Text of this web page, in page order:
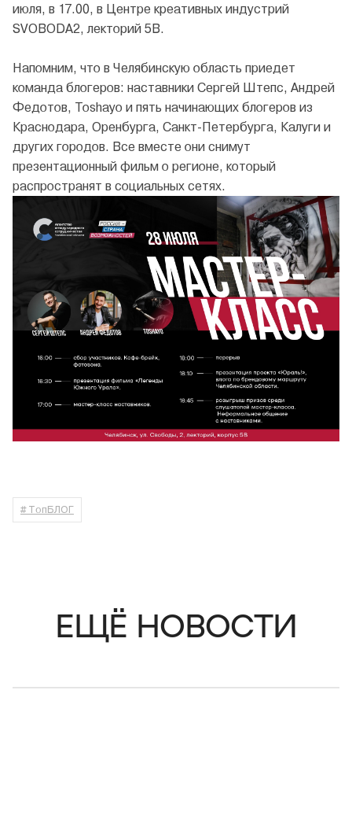
июля, в 17.00, в Центре креативных индустрий
SVOBODA2, лекторий 5В.
Напомним, что в Челябинскую область приедет
команда блогеров: наставники Сергей Штепс, Андрей
Федотов, Toshayo и пять начинающих блогеров из
Краснодара, Оренбурга, Санкт-Петербурга, Калуги и
других городов. Все вместе они снимут
презентационный фильм о регионе, который
распространят в социальных сетях.
# ТопБЛОГ
ЕЩЁ НОВОСТИ